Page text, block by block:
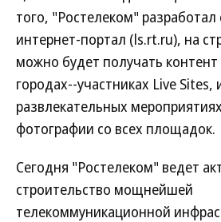
того, "Ростелеком"
интернет-портал (ls.rt.ru), на
можно будет получать контент
городах--участниках Live
развлекательных
фотографии со всех площадок.
Сегодня "Ростелеком" ведет
строительство мощнейшей
телекоммуникационной